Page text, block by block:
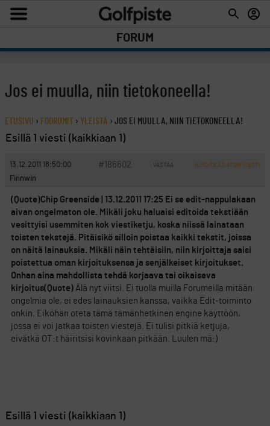
FORUM
Jos ei muulla, niin tietokoneella!
ETUSIVU › FOORUMIT › YLEISTÄ › JOS EI MUULLA, NIIN TIETOKONEELLA!
Esillä 1 viesti (kaikkiaan 1)
13.12.2011 18:50:00 #186602 VASTAA ILMOITA ASIATON VIESTI
Finnwin
(Quote)Chip Greenside | 13.12.2011 17:25 Ei se edit-nappulakaan
aivan ongelmaton ole. Mikäli joku haluaisi editoida tekstiään
vesittyisi usemmiten kok viestiketju, koska niissä lainataan
toisten tekstejä. Pitäisikö silloin poistaa kaikki tekstit, joissa
on näitä lainauksia. Mikäli näin tehtäisiin, niin kirjoittaja saisi
poistettua oman kirjoituksensa ja senjälkeiset kirjoitukset.
Onhan aina mahdollista tehdä korjaava tai oikaiseva
kirjoitus(Quote) Älä nyt viitsi. Ei tuolla muilla Forumeilla mitään
ongelmia ole, ei edes lainauksien kanssa, vaikka Edit-toiminto
onkin. Eiköhän oteta tämä tämänhetkinen engine käyttöön,
jossa ei voi jatkaa toisten viestejä. Ei tulisi pitkiä ketjuja,
eivätkä OT:t häiritsisi kovinkaan pitkään. Luulen mä:)
Esillä 1 viesti (kaikkiaan 1)